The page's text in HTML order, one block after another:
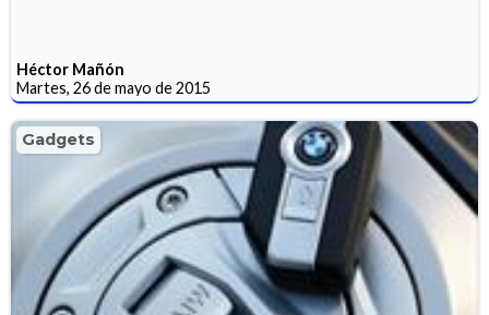
Héctor Mañón
Martes, 26 de mayo de 2015
Gadgets